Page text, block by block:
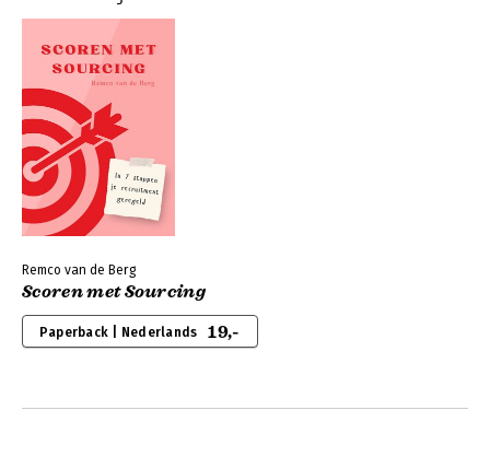
Remco van de Berg
Scoren met Sourcing
Paperback | Nederlands 19,-